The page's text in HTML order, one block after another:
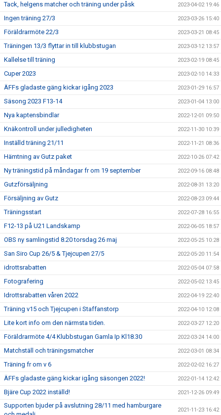
Tack, helgens matcher och träning under påsk 2023-04-02 19:46
Ingen träning 27/3 2023-03-26 15:40
Föräldrarmöte 22/3 2023-03-21 08:45
Träningen 13/3 flyttar in till klubbstugan 2023-03-12 13:57
Kallelse till träning 2023-02-19 08:45
Cuper 2023 2023-02-10 14:33
ÄFFs gladaste gäng kickar igång 2023 2023-01-29 16:57
Säsong 2023 F13-14 2023-01-04 13:00
Nya kaptensbindlar 2022-12-01 09:50
Knäkontroll under julledigheten 2022-11-30 10:39
Inställd träning 21/11 2022-11-21 08:36
Hämtning av Gutz paket 2022-10-26 07:42
Ny träningstid på måndagar fr om 19 september 2022-09-16 08:48
Gutzförsäljning 2022-08-31 13:20
Försäljning av Gutz 2022-08-23 09:44
Träningsstart 2022-07-28 16:55
F12-13 på U21 Landskamp 2022-06-05 18:57
OBS ny samlingstid 8.20 torsdag 26 maj 2022-05-25 10:28
San Siro Cup 26/5 & Tjejcupen 27/5 2022-05-20 11:54
idrottsrabatten 2022-05-04 07:58
Fotografering 2022-05-02 13:45
Idrottsrabatten våren 2022 2022-04-19 22:40
Träning v15 och Tjejcupen i Staffanstorp 2022-04-10 12:08
Lite kort info om den närmsta tiden. 2022-03-27 12:20
Föräldrarmöte 4/4 Klubbstugan Gamla Ip Kl18.30 2022-03-24 14:00
Matchställ och träningsmatcher 2022-03-01 08:34
Träning fr om v 6 2022-02-02 16:27
ÄFFs gladaste gäng kickar igång säsongen 2022! 2022-01-14 12:42
Bjäre Cup 2022 inställd! 2021-12-26 09:49
Supporten bjuder på avslutning 28/11 med hamburgare
2021-11-23 16:42